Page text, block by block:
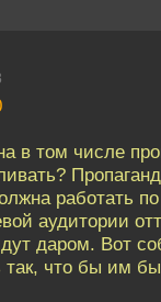
в том числе
работать
аудитории
даром. Вот
так, что бы им